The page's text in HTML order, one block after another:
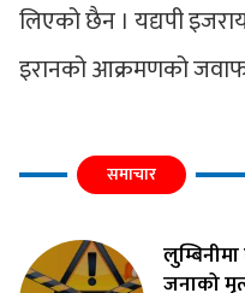
लिएको छैन । यद्यपी
इरानको आक्रमणको जवाफ
समाचार
जनाको